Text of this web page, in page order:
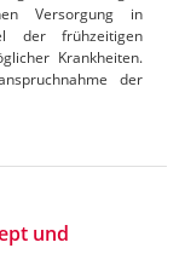
Versorgung in
der frühzeitigen
Krankheiten.
der
und